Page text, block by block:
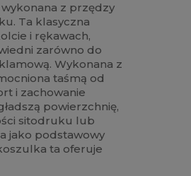
z przędzy
Ta klasyczna
i rękawach,
zarówno do
Wykonana z
taśmą od
i zachowanie
powierzchnię,
sitodruku lub
jako podstawowy
ta oferuje